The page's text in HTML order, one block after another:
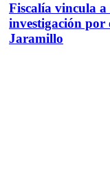
Fiscalía vincula
investigación por
Jaramillo